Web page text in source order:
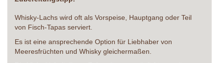
Whisky-Lachs wird oft als Vorspeise, Hauptgang oder Teil
von Fisch-Tapas serviert.
Es ist eine ansprechende Option für Liebhaber von
Meeresfrüchten und Whisky gleichermaßen.